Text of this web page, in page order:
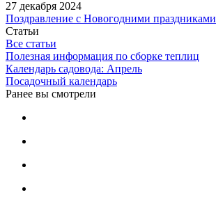
27 декабря 2024
Поздравление с Новогодними праздниками
Статьи
Все статьи
Полезная информация по сборке теплиц
Календарь садовода: Апрель
Посадочный календарь
Ранее вы смотрели